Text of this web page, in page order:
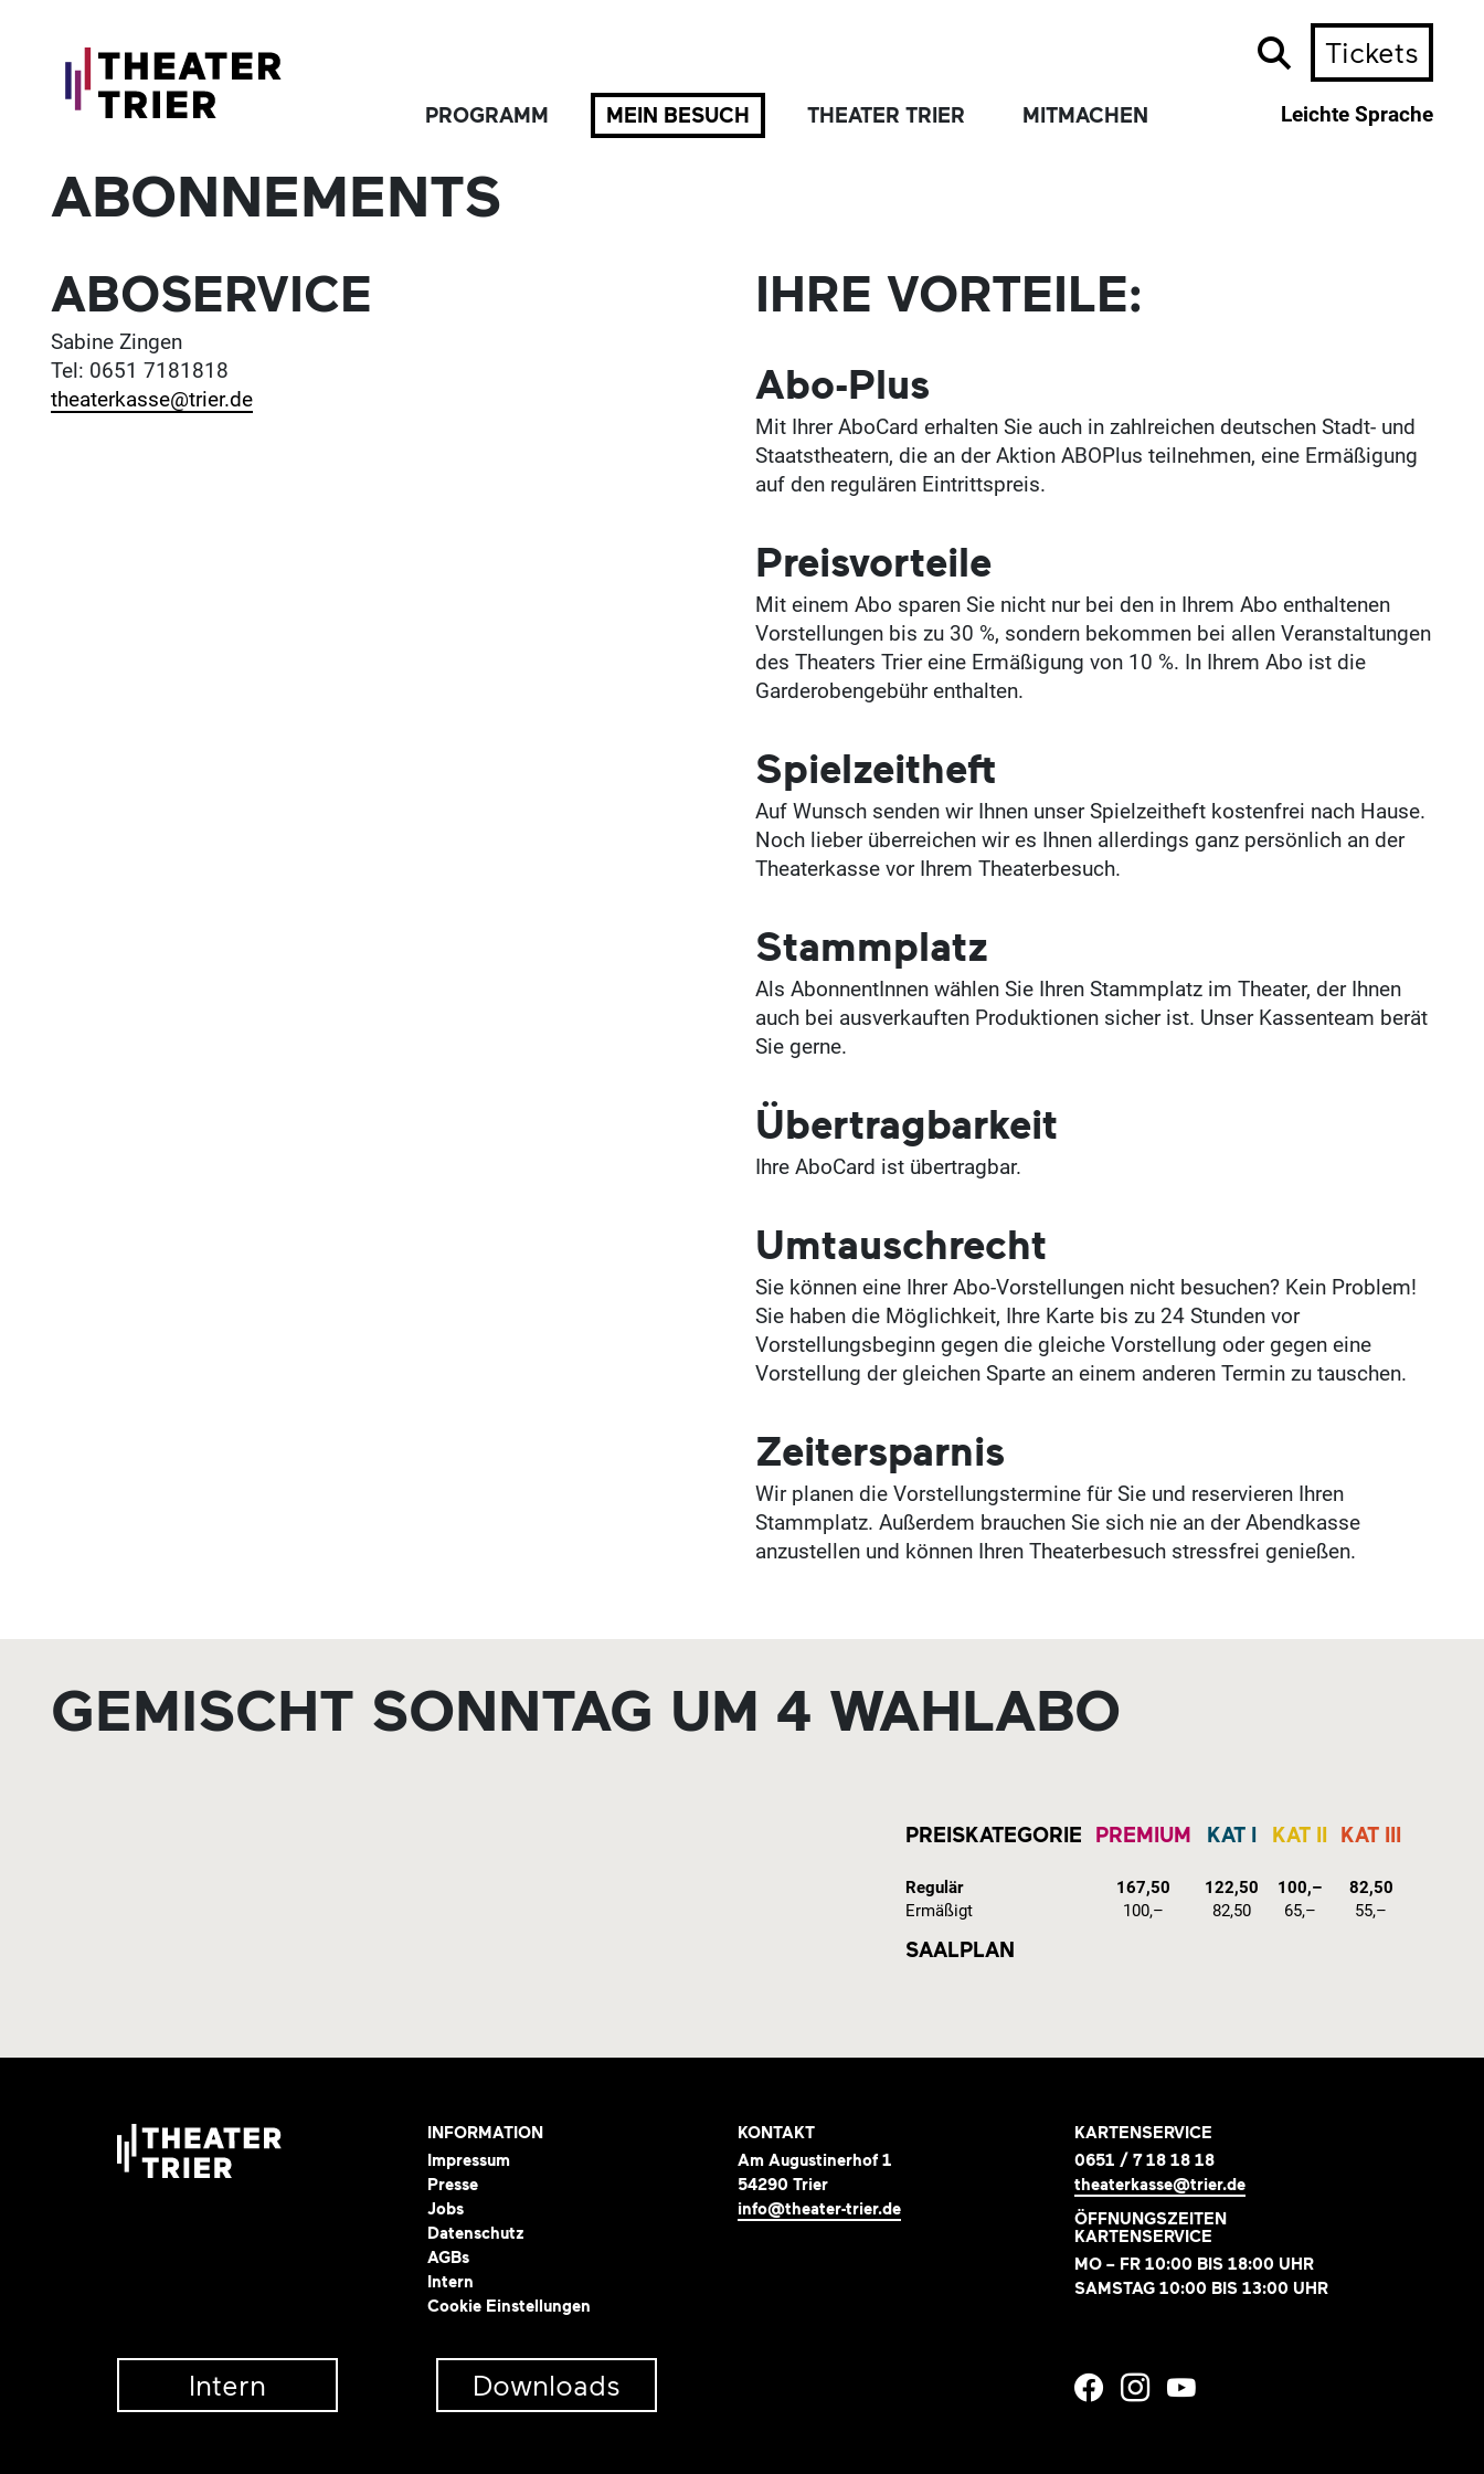
PROGRAMM MEIN BESUCH THEATER TRIER MITMACHEN
Tickets
Leichte Sprache
ABONNEMENTS
ABOSERVICE
Sabine Zingen
Tel: 0651 7181818
theaterkasse@trier.de
IHRE VORTEILE:
Abo-Plus
Mit Ihrer AboCard erhalten Sie auch in zahlreichen deutschen Stadt- und
Staatstheatern, die an der Aktion ABOPlus teilnehmen, eine Ermäßigung
auf den regulären Eintrittspreis.
Preisvorteile
Mit einem Abo sparen Sie nicht nur bei den in Ihrem Abo enthaltenen
Vorstellungen bis zu 30 %, sondern bekommen bei allen Veranstaltungen
des Theaters Trier eine Ermäßigung von 10 %. In Ihrem Abo ist die
Garderobengebühr enthalten.
Spielzeitheft
Auf Wunsch senden wir Ihnen unser Spielzeitheft kostenfrei nach Hause.
Noch lieber überreichen wir es Ihnen allerdings ganz persönlich an der
Theaterkasse vor Ihrem Theaterbesuch.
Stammplatz
Als AbonnentInnen wählen Sie Ihren Stammplatz im Theater, der Ihnen
auch bei ausverkauften Produktionen sicher ist. Unser Kassenteam berät
Sie gerne.
Übertragbarkeit
Ihre AboCard ist übertragbar.
Umtauschrecht
Sie können eine Ihrer Abo-Vorstellungen nicht besuchen? Kein Problem!
Sie haben die Möglichkeit, Ihre Karte bis zu 24 Stunden vor
Vorstellungsbeginn gegen die gleiche Vorstellung oder gegen eine
Vorstellung der gleichen Sparte an einem anderen Termin zu tauschen.
Zeitersparnis
Wir planen die Vorstellungstermine für Sie und reservieren Ihren
Stammplatz. Außerdem brauchen Sie sich nie an der Abendkasse
anzustellen und können Ihren Theaterbesuch stressfrei genießen.
GEMISCHT SONNTAG UM 4 WAHLABO
PREISKATEGORIE PREMIUM KAT I KAT II KAT III
Regulär 167,50 122,50 100,–
82,50
Ermäßigt
100,– 82,50 65,– 55,–
SAALPLAN
INFORMATION
Impressum
Presse
Jobs
Datenschutz
AGBs
Intern
Cookie Einstellungen
KONTAKT
Am Augustinerhof 1
54290 Trier
info@theater-trier.de
Intern Downloads
KARTENSERVICE
0651 / 7 18 18 18
theaterkasse@trier.de
ÖFFNUNGSZEITEN
KARTENSERVICE
MO – FR 10:00 BIS 18:00 UHR
SAMSTAG 10:00 BIS 13:00 UHR